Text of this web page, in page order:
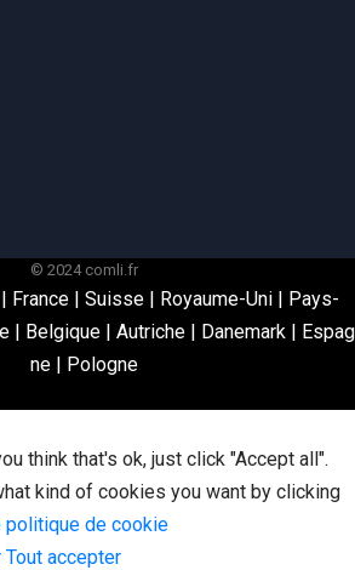
© 2024 comli.fr
| France | Suisse | Royaume-Uni | Pays-
| Belgique| Autriche| Danemark | Espag
ne| Pologne
think that's ok, just click "Accept all".
kind of cookies you want by clicking
politique de cookie
Tout accepter